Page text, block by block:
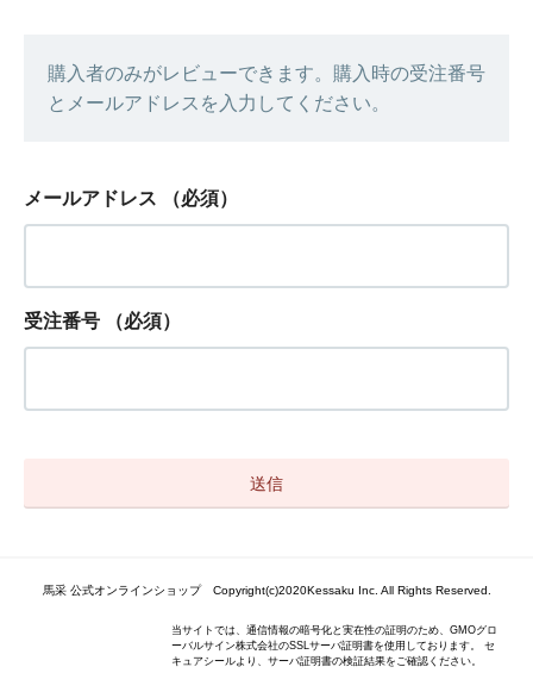
購入者のみがレビューできます。購入時の受注番号
とメールアドレスを入力してください。
メールアドレス （必須）
受注番号 （必須）
馬采 公式オンラインショップ Copyright(c)2020Kessaku Inc. All Rights Reserved.
当サイトでは、通信情報の暗号化と実在性の証明のため、GMOグロ
ーバルサイン株式会社のSSLサーバ証明書を使用しております。 セ
キュアシールより、サーバ証明書の検証結果をご確認ください。